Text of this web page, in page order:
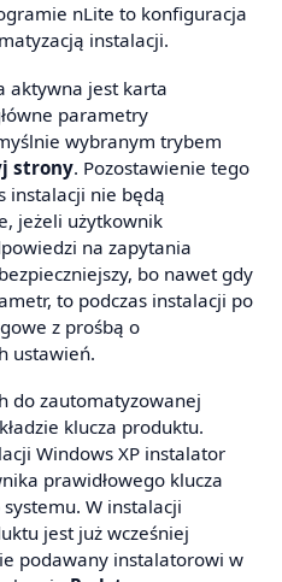
nLite to konfiguracja
instalacji.
aktywna jest karta
parametry
wybranym trybem
strony. Pozostawienie tego
instalacji nie będą
jeżeli użytkownik
na zapytania
bo nawet gdy
to podczas instalacji po
z prośbą o
ustawień.
do zautomatyzowanej
klucza produktu.
Windows XP instalator
prawidłowego klucza
W instalacji
jest już wcześniej
podawany instalatorowi w